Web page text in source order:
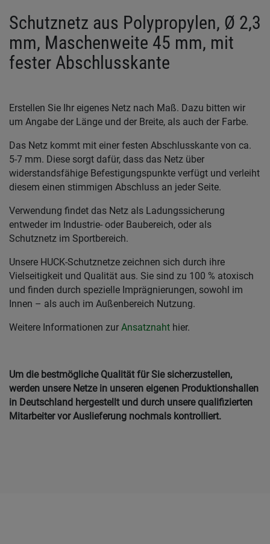
Schutznetz aus Polypropylen, Ø 2,3
mm, Maschenweite 45 mm, mit
fester Abschlusskante
Erstellen Sie Ihr eigenes Netz nach Maß. Dazu bitten wir
um Angabe der Länge und der Breite, als auch der Farbe.
Das Netz kommt mit einer festen Abschlusskante von ca.
5-7 mm. Diese sorgt dafür, dass das Netz über
widerstandsfähige Befestigungspunkte verfügt und verleiht
diesem einen stimmigen Abschluss an jeder Seite.
Verwendung findet das Netz als Ladungssicherung
entweder im Industrie- oder Baubereich, oder als
Schutznetz im Sportbereich.
Unsere HUCK-Schutznetze zeichnen sich durch ihre
Vielseitigkeit und Qualität aus. Sie sind zu 100 % atoxisch
und finden durch spezielle Imprägnierungen, sowohl im
Innen – als auch im Außenbereich Nutzung.
Weitere Informationen zur Ansatznaht hier.
Um die bestmögliche Qualität für Sie sicherzustellen,
werden unsere Netze in unseren eigenen Produktionshallen
in Deutschland hergestellt und durch unsere qualifizierten
Mitarbeiter vor Auslieferung nochmals kontrolliert.